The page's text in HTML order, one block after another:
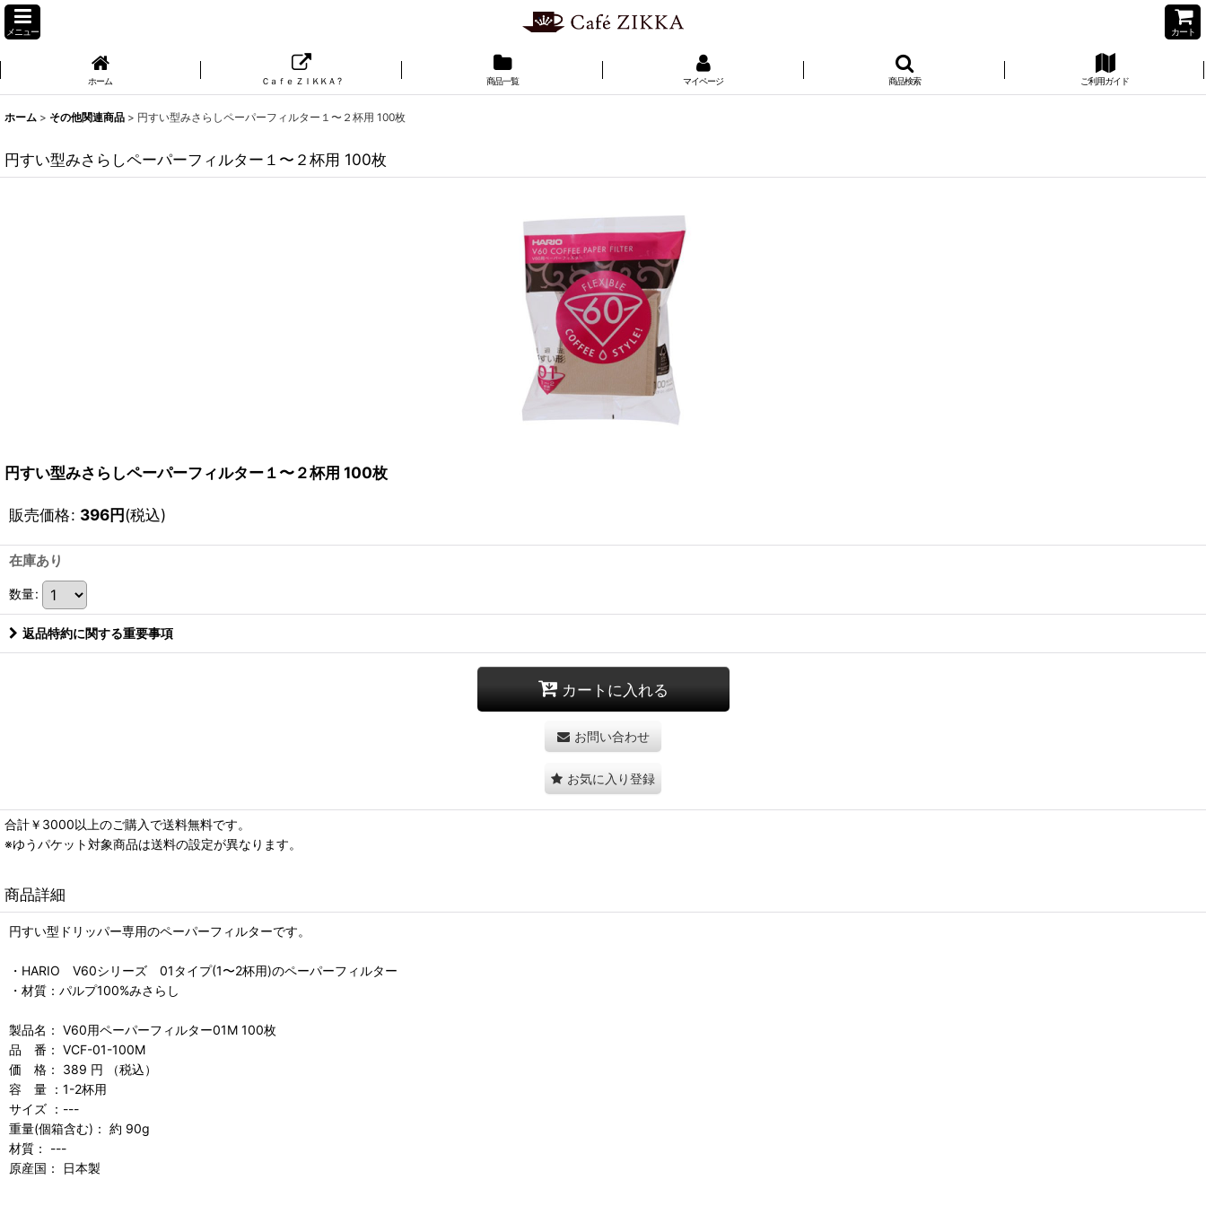
メニュー カート
ホーム Ｃａｆｅ ＺＩＫＫＡ ? 商品一覧 マイページ 商品検索 ご利用ガイド
ホーム > その他関連商品 > 円すい型みさらしペーパーフィルター１〜２杯用 100枚
円すい型みさらしペーパーフィルター１〜２杯用 100枚
円すい型みさらしペーパーフィルター１〜２杯用 100枚
販売価格: 396円(税込)
在庫あり
数量:
返品特約に関する重要事項
カートに入れる
お問い合わせ
お気に入り登録
合計￥3000以上のご購入で送料無料です。
※ゆうパケット対象商品は送料の設定が異なります。
商品詳細
円すい型ドリッパー専用のペーパーフィルターです。
・HARIO V60シリーズ 01タイプ(1〜2杯用)のペーパーフィルター
・材質：パルプ100%みさらし
製品名： V60用ペーパーフィルター01M 100枚
品 番： VCF-01-100M
価 格： 389 円 （税込）
容 量 ：1-2杯用
サイズ ：---
重量(個箱含む)： 約 90g
材質： ---
原産国： 日本製